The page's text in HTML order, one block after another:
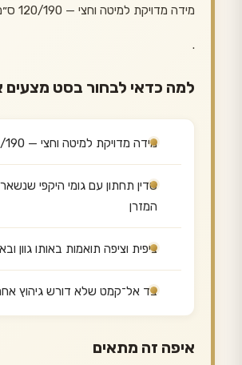
מידה מדויקת למיטה וחצי — 120/190 ס״מ
.
למה כדאי לבחור בסט
מידה מדויקת למיטה וחצי — 120/190 ס״מ
סדין תחתון עם גומי היקפי
המזרן
ציפית וציפה תואמות באותו גוון
בד אל־קמט שלא דורש גיהוץ
איפה זה מתאים